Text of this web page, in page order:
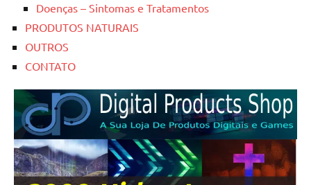
Doenças – Sintomas e Tratamentos
PRODUTOS NATURAIS
OUTROS
CONTATO